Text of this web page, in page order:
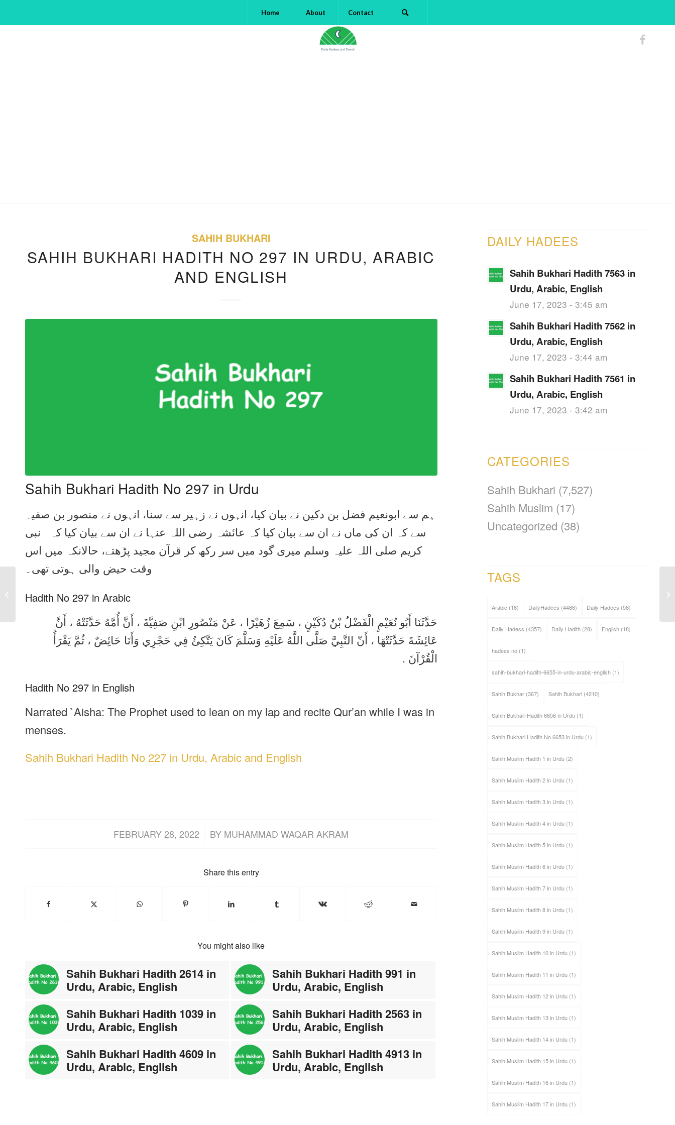
Home About Contact
SAHIH BUKHARI
SAHIH BUKHARI HADITH NO 297 IN URDU, ARABIC
AND ENGLISH
Sahih Bukhari Hadith No 297 in Urdu
ہم سے ابونعیم فضل بن دکین نے بیان کیا، انہوں نے زہیر سے سنا، انہوں نے منصور بن صفیہ
سے کہ ان کی ماں نے ان سے بیان کیا کہ عائشہ رضی اللہ عنہا نے ان سے بیان کیا کہ نبی
کریم صلی اللہ علیہ وسلم میری گود میں سر رکھ کر قرآن مجید پڑھتے، حالانکہ میں اس
وقت حیض والی ہوتی تھی۔
Hadith No 297 in Arabic
حَدَّثَنَا أَبُو نُعَيْمٍ الْفَضْلُ بْنُ دُكَيْنٍ ، سَمِعَ زُهَيْرًا ، عَنْ مَنْصُورِ ابْنِ صَفِيَّةَ ، أَنَّ أُمَّهُ حَدَّثَتْهُ ، أَنَّ
عَائِشَةَ حَدَّثَتْهَا ، أَنّ النَّبِيَّ صَلَّى اللَّهُ عَلَيْهِ وَسَلَّمَ كَانَ يَتَّكِئُ فِي حَجْرِي وَأَنَا حَائِضٌ ، ثُمَّ يَقْرَأُ
الْقُرْآنَ .
Hadith No 297 in English
Narrated `Aisha: The Prophet used to lean on my lap and recite Qur’an while I was in
menses.
Sahih Bukhari Hadith No 227 in Urdu, Arabic and English
FEBRUARY 28, 2022
/ BY MUHAMMAD WAQAR AKRAM
Share this entry
You might also like
Sahih Bukhari Hadith 2614 in
Urdu, Arabic, English
Sahih Bukhari Hadith 991 in
Urdu, Arabic, English
Sahih Bukhari Hadith 1039 in
Urdu, Arabic, English
Sahih Bukhari Hadith 2563 in
Urdu, Arabic, English
Sahih Bukhari Hadith 4609 in
Urdu, Arabic, English
Sahih Bukhari Hadith 4913 in
Urdu, Arabic, English
DAILY HADEES
Sahih Bukhari Hadith 7563 in
Urdu, Arabic, English
June 17, 2023 - 3:45 am
Sahih Bukhari Hadith 7562 in
Urdu, Arabic, English
June 17, 2023 - 3:44 am
Sahih Bukhari Hadith 7561 in
Urdu, Arabic, English
June 17, 2023 - 3:42 am
CATEGORIES
Sahih Bukhari (7,527)
Sahih Muslim (17)
Uncategorized (38)
TAGS
Arabic (18) DailyHadees (4486) Daily Hadees (58)
Daily Hadess (4357) Daily Hadith(28) English(18)
hadees no(1)
sahih-bukhari-hadith-6655-in-urdu-arabic-english(1)
Sahih Bukhar(367) Sahih Bukhari(4210)
Sahih Bukhari Hadith 6656 in Urdu(1)
Sahih Bukhari Hadith No 6653 in Urdu(1)
Sahih Muslim Hadith 1 in Urdu(2)
Sahih Muslim Hadith 2 in Urdu(1)
Sahih Muslim Hadith 3 in Urdu(1)
Sahih Muslim Hadith 4 in Urdu(1)
Sahih Muslim Hadith 5 in Urdu(1)
Sahih Muslim Hadith 6 in Urdu(1)
Sahih Muslim Hadith 7 in Urdu(1)
Sahih Muslim Hadith 8 in Urdu(1)
Sahih Muslim Hadith 9 in Urdu(1)
Sahih Muslim Hadith 10 in Urdu(1)
Sahih Muslim Hadith 11 in Urdu(1)
Sahih Muslim Hadith 12 in Urdu(1)
Sahih Muslim Hadith 13 in Urdu(1)
Sahih Muslim Hadith 14 in Urdu(1)
Sahih Muslim Hadith 15 in Urdu(1)
Sahih Muslim Hadith 16 in Urdu(1)
Sahih Muslim Hadith 17 in Urdu(1)
No 296 in Urdu, Arabic
and English